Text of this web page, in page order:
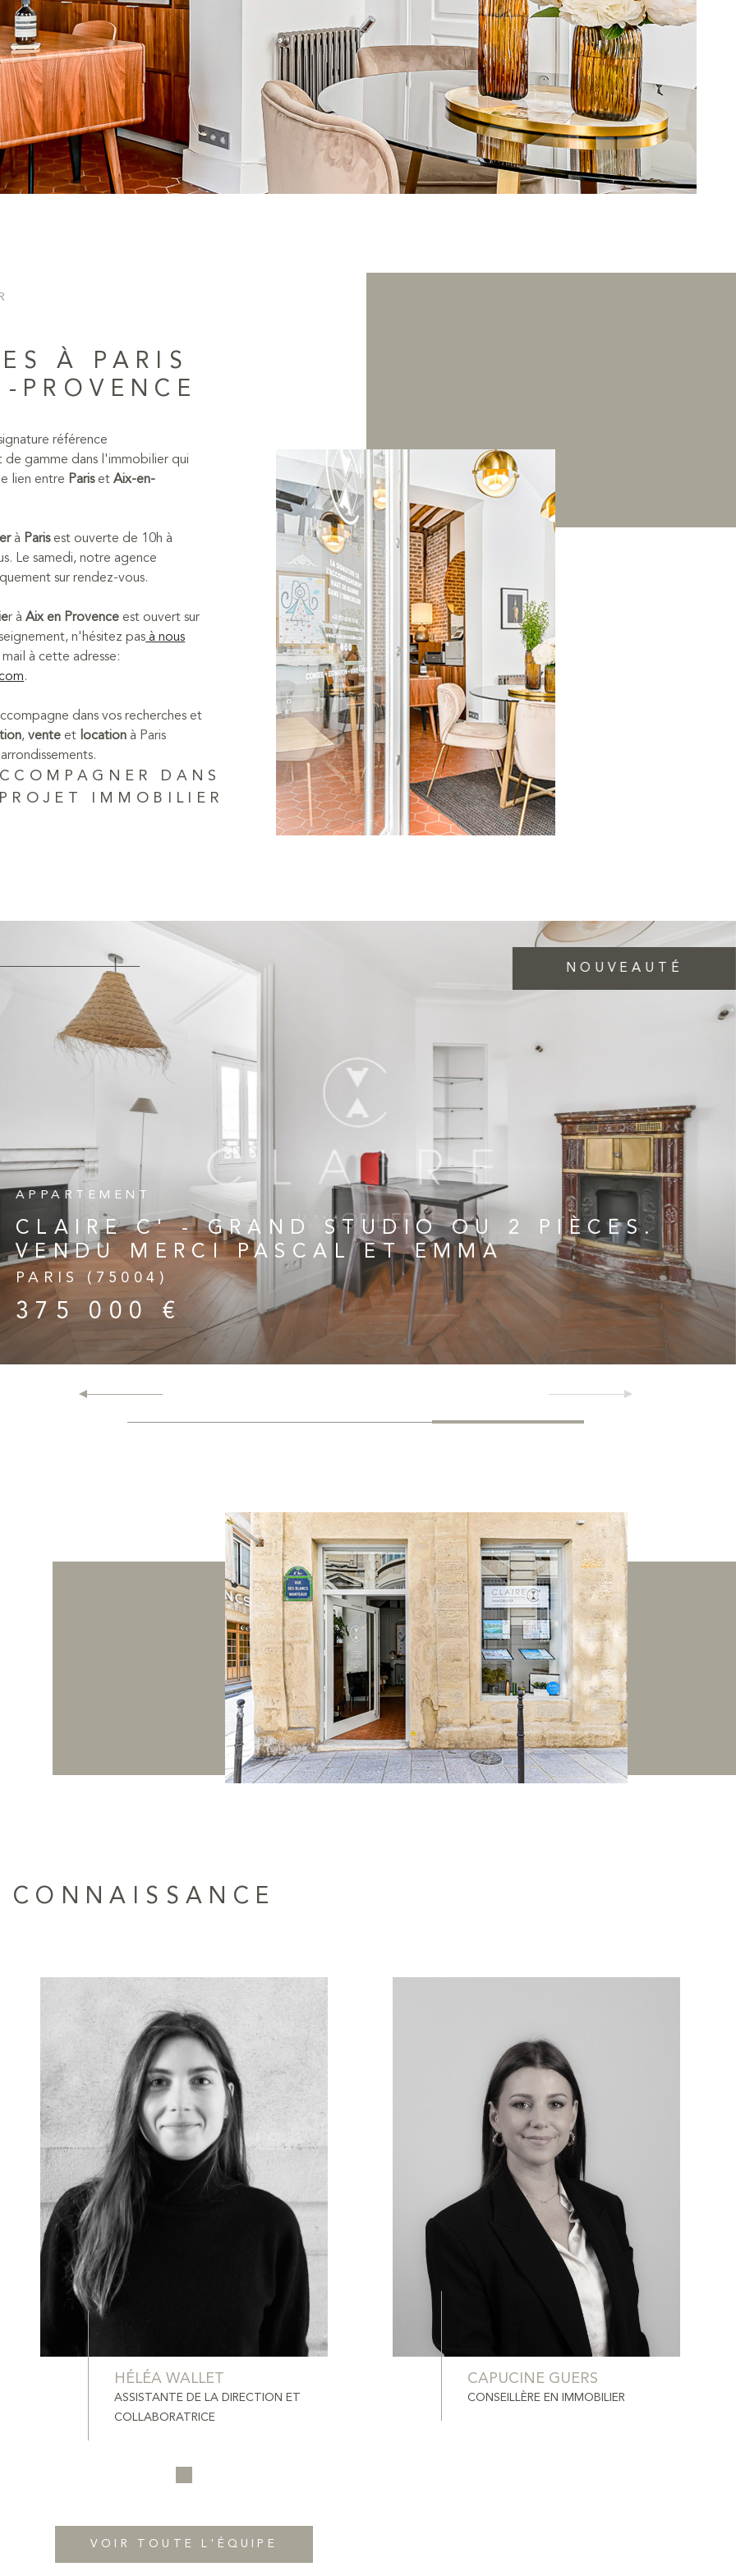
VOTRE
CONTACT
À PARIS
référence
de gamme dans l'immobilier qui
lien entre ParisetAix-en-
à Parisest ouverte de 10h à
Le samedi, notre agence
sur rendez-vous.
r àAix en Provence est ouvert sur
n'hésitez pas à nous
à cette adresse:
.
dans vos recherches et
,venteet location à Paris
reconnue à Paris 4 et Aix-en-
un appartement lumineux dans le
à Aix ou un studio moderne au cœur
met tout en œuvre pour vous offrir
répondent parfaitement à vos
conditions.
et vente de
maison ou villa à Claire
pointue du marché immobilier
DANS
IMMOBILIER
NOUVEAUTÉ
APPARTEMENT
CLAIRE C' - GRAND STUDIO OU 2 PIÈCES.
VENDU MERCI PASCAL ET EMMA
PARIS (75004)
375 000 €
VOIR LE BIEN
CONNAISSANCE
HÉLÉA WALLET
ASSISTANTE DE LA DIRECTION ET
COLLABORATRICE
CAPUCINE GUERS
CONSEILLÈRE EN IMMOBILIER
VOIR TOUTE L'ÉQUIPE